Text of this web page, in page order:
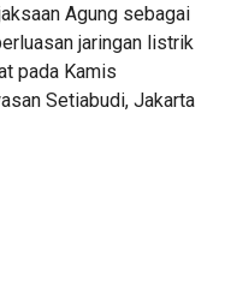
Agung sebagai
jaringan listrik
pada Kamis
Setiabudi, Jakarta